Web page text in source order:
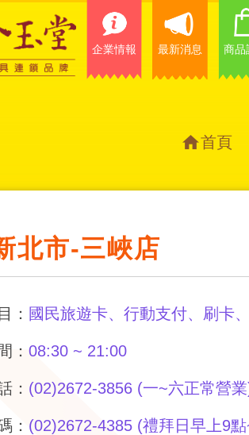
企業情報 最新消息 商品
首頁
北市-三峽店
： 國民旅遊卡、行動支付、刷卡
： 08:30 ~ 21:00
： (02)2672-3856 (一~六正常營
： (02)2672-4385 (禮拜日早上9